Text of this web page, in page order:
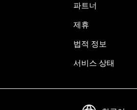
파트너
제휴
법적 정보
서비스 상태